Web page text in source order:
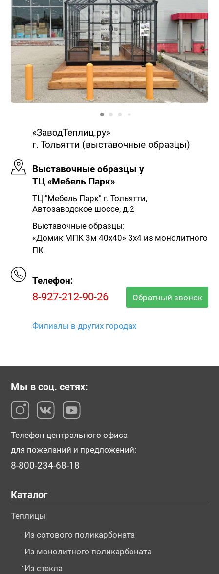
«ЗаводТеплиц.ру»
г. Тольятти (выставочные образцы)
Выставочные образцы у
ТЦ «Мебель Парк»
ТЦ "Мебель Парк" г. Тольятти,
Автозаводское шоссе, д.2
Выставочные образцы:
«Домик МПК 3м 40х40» 3х4 из монолитного
ПК
Телефон:
8-927-212-90-26 Обратный звонок
Филиалы в других городах
Мы в соц. сетях:
Телефон центрального офиса
для пожеланий и предложений:
8-800-234-68-18
Каталог
Теплицы
- Из сотового поликарбоната
- Из монолитного поликарбоната
- Из стекла